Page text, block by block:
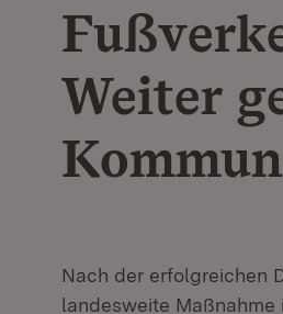
Weiter
Nach der erfolgreichen
landesweite Maßnahme